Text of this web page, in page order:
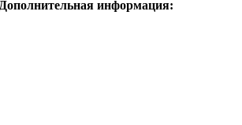
Дополнительная информация: